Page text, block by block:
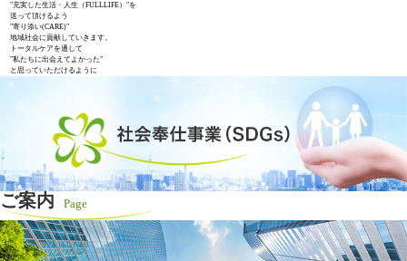
"充実した生活・人生（FULLLIFE）"を
送って頂けるよう
"寄り添い(CARE)"
地域社会に貢献していきます。
トータルケアを通して
"私たちに出会えてよかった"
と思っていただけるように
ご案内 Page